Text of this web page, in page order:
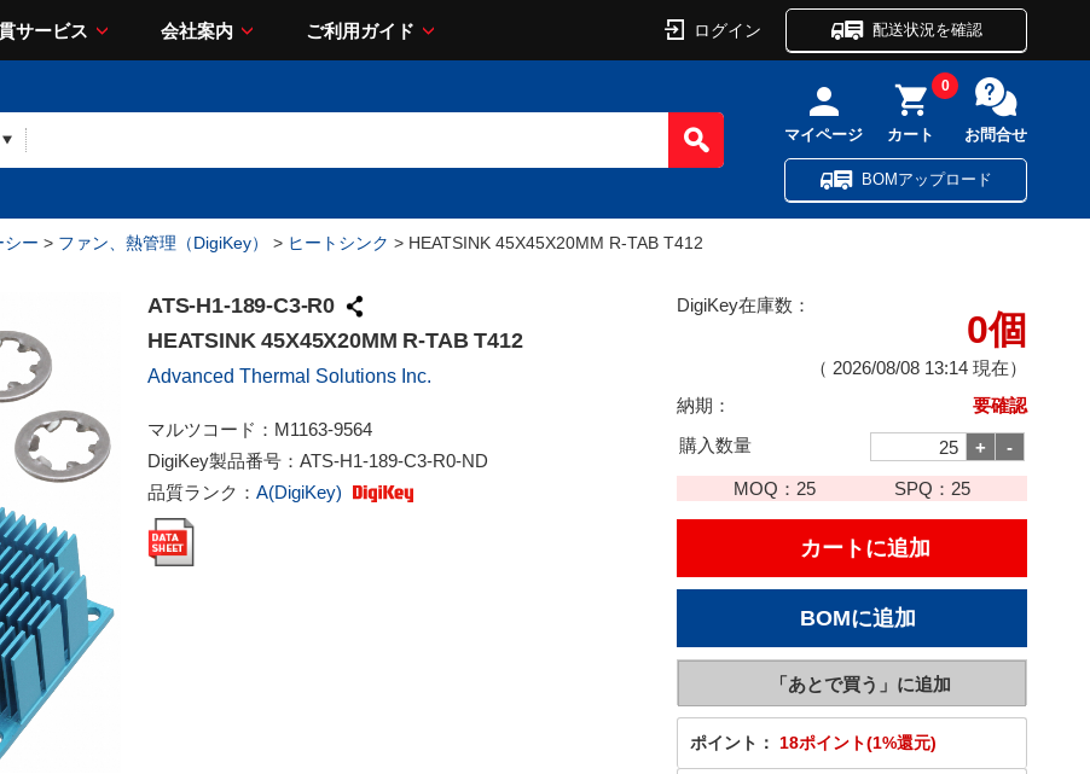
サービス 会社案内 ご利用ガイド ログイン 配送状況を確認
マイページ カート
0
お問合せ
BOMアップロード
シー > ファン、熱管理（DigiKey） > ヒートシンク > HEATSINK 45X45X20MM R-TAB T412
ATS-H1-189-C3-R0
HEATSINK 45X45X20MM R-TAB T412
Advanced Thermal Solutions Inc.
マルツコード： M1163-9564
DigiKey製品番号： ATS-H1-189-C3-R0-ND
品質ランク： A(DigiKey)
DigiKey在庫数：
0個
（ 2026/08/08 13:14 現在）
納期：
要確認
購入数量
MOQ： 25 SPQ： 25
ポイント： 18ポイント(1%還元)